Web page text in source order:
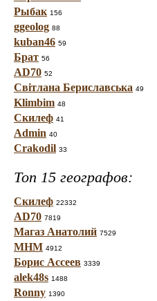
Рыбак 156
ggeolog 88
kuban46 59
Брат 56
AD70 52
Світлана Бериславська 49
Klimbim 48
Скилеф 41
Admin 40
Crakodil 33
Топ 15 географов:
Скилеф 22332
AD70 7819
Магаз Анатолий 7529
МНМ 4912
Борис Ассеев 3339
alek48s 1488
Ronny 1390